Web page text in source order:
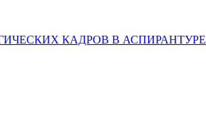
КАДРОВ В АСПИРАНТУРЕ